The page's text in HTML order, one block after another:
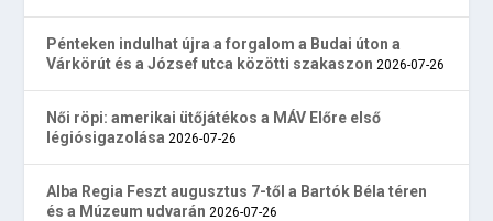
Pénteken indulhat újra a forgalom a Budai úton a
Várkörút és a József utca közötti szakaszon 2026-07-26
Női röpi: amerikai ütőjátékos a MÁV Előre első
légiósigazolása 2026-07-26
Alba Regia Feszt augusztus 7-től a Bartók Béla téren
és a Múzeum udvarán 2026-07-26